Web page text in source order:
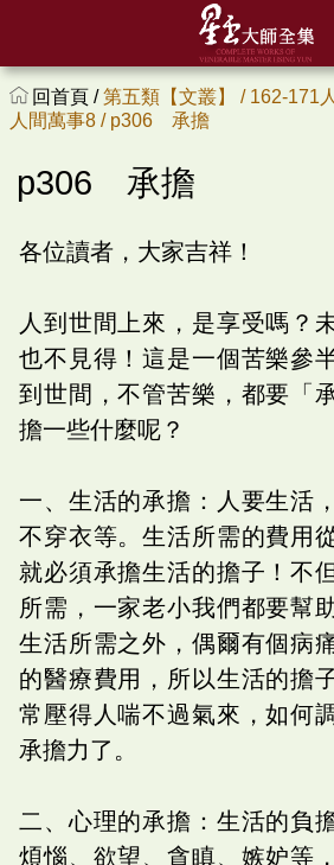
回首頁 /第五類【文叢】 / 162-171
人間萬事8 / p306 承擔
p306 承擔
各位讀者，大家吉祥！
人到世間上來，是享受嗎？
也不見得！這是一個苦樂參
到世間，不管苦樂，都要「
擔一些什麼呢？
一、生活的承擔：人要生活
不穿衣等。生活所需的費用
就必須承擔生活的擔子！不
所需，一家老小我們都要幫
生活所需之外，偶爾有個病
的醫療費用，所以生活的擔
常壓得人喘不過氣來，如何
承擔力了。
二、心理的承擔：生活的負
煩惱、欲望、貪瞋、嫉妒等